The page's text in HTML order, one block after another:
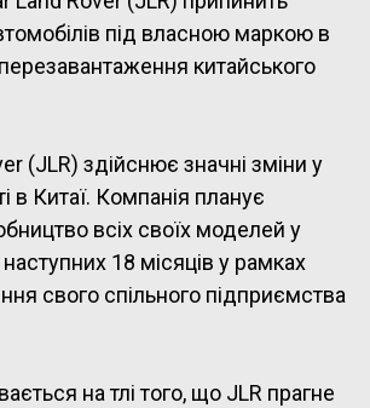
під власною маркою в
китайського
(JLR) здійснює значні зміни у
в Китаї. Компанія планує
всіх своїх моделей у
18 місяців у рамках
свого спільного підприємства
на тлі того, що JLR прагне